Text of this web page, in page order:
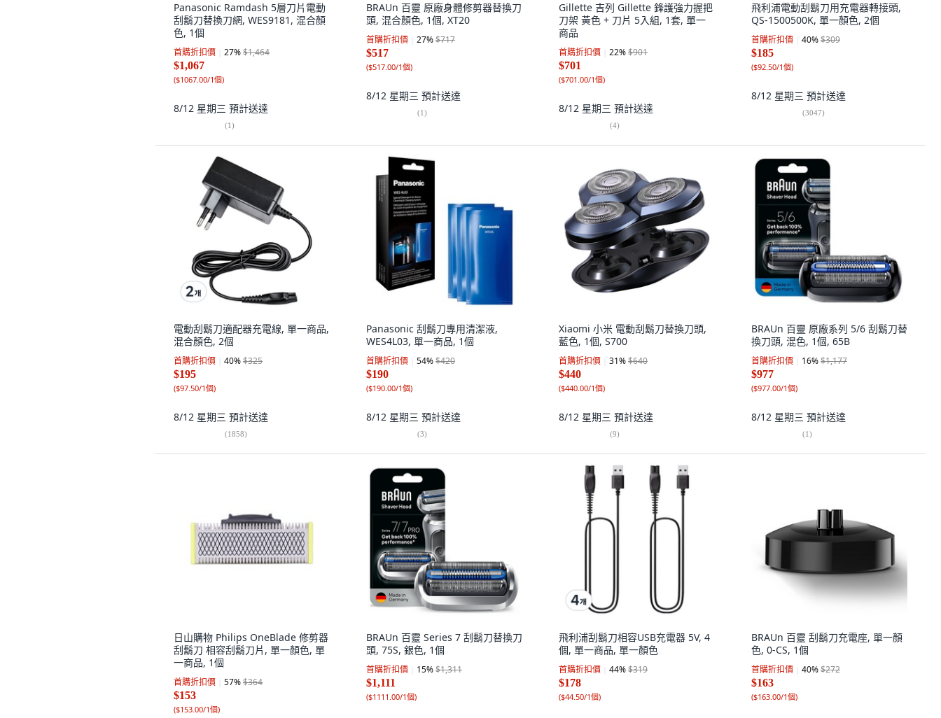
Panasonic Ramdash 5層刀片電動
刮鬍刀替換刀網, WES9181, 混合顏
色, 1個
首購折扣價 27%$1,464
$1,067
($1067.00/1個)
8/12 星期三 預計送達
(1)
BRAUn 百靈 原廠身體修剪器替換刀
頭, 混合顏色, 1個, XT20
首購折扣價 27%$717
$517
($517.00/1個)
8/12 星期三 預計送達
(1)
Gillette 吉列 Gillette 鋒護強力握把
刀架 黃色 + 刀片 5入組, 1套, 單一
商品
首購折扣價 22%$901
$701
($701.00/1個)
8/12 星期三 預計送達
(4)
飛利浦電動刮鬍刀用充電器轉接頭,
QS-1500500K, 單一顏色, 2個
首購折扣價 40%$309
$185
($92.50/1個)
8/12 星期三 預計送達
(3047)
電動刮鬍刀適配器充電線, 單一商品,
混合顏色, 2個
首購折扣價 40%$325
$195
($97.50/1個)
8/12 星期三 預計送達
(1858)
Panasonic 刮鬍刀專用清潔液,
WES4L03, 單一商品, 1個
首購折扣價 54%$420
$190
($190.00/1個)
8/12 星期三 預計送達
(3)
Xiaomi 小米 電動刮鬍刀替換刀頭,
藍色, 1個, S700
首購折扣價 31%$640
$440
($440.00/1個)
8/12 星期三 預計送達
(9)
BRAUn 百靈 原廠系列 5/6 刮鬍刀替
換刀頭, 混色, 1個, 65B
首購折扣價 16%$1,177
$977
($977.00/1個)
8/12 星期三 預計送達
(1)
日山購物 Philips OneBlade 修剪器
刮鬍刀 相容刮鬍刀片, 單一顏色, 單
一商品, 1個
首購折扣價 57%$364
$153
($153.00/1個)
BRAUn 百靈 Series 7 刮鬍刀替換刀
頭, 75S, 銀色, 1個
首購折扣價 15%$1,311
$1,111
($1111.00/1個)
飛利浦刮鬍刀相容USB充電器 5V, 4
個, 單一商品, 單一顏色
首購折扣價 44%$319
$178
($44.50/1個)
BRAUn 百靈 刮鬍刀充電座, 單一顏
色, 0-CS, 1個
首購折扣價 40%$272
$163
($163.00/1個)